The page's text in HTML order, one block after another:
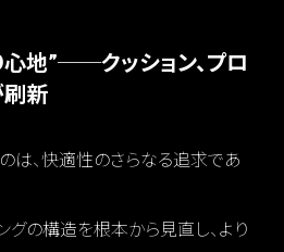
地”──クッション、プロ
刷新
は、快適性のさらなる追求であ
グの構造を根本から見直し、より